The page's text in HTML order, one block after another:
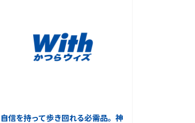
自信を持って歩き回れる必需品。神